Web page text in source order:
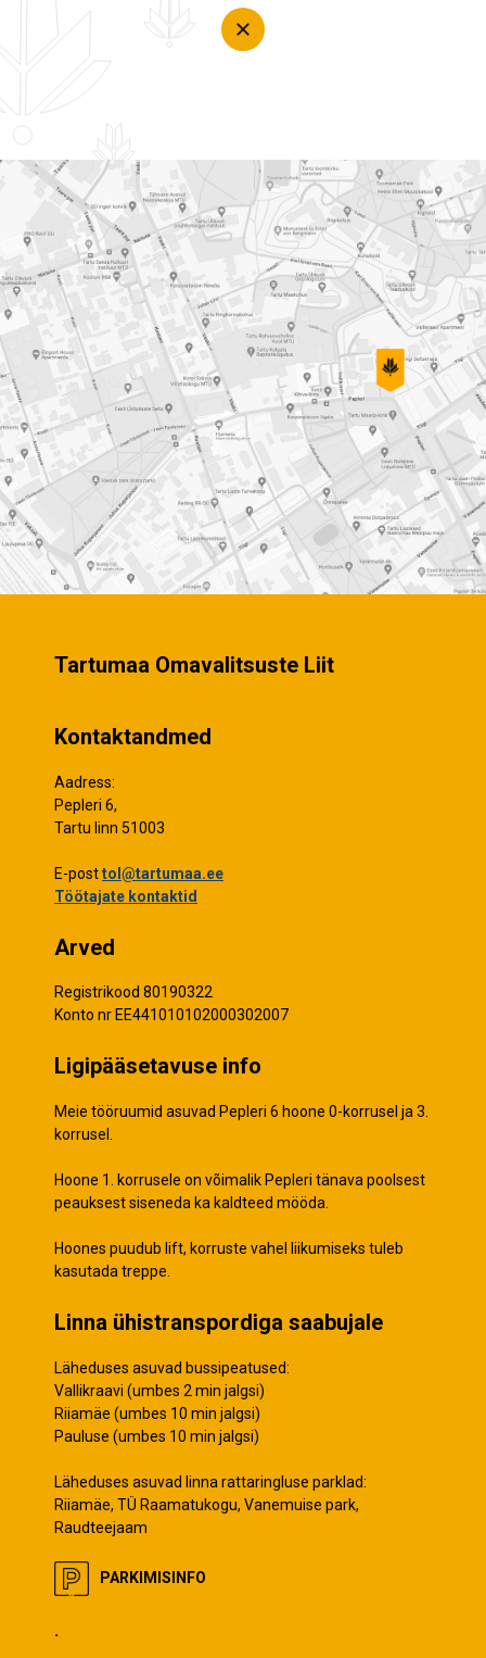
Tartumaa Omavalitsuste Liit
Kontaktandmed
Aadress:
Pepleri 6,
Tartu linn 51003
E-posttol@tartumaa.ee
Töötajate kontaktid
Arved
Registrikood 80190322
Konto nr EE441010102000302007
Ligipääsetavuse info
Meie tööruumid asuvad Pepleri 6 hoone 0-korrusel ja 3.
korrusel.
Hoone 1. korrusele on võimalik Pepleri tänava poolsest
peauksest siseneda ka kaldteed mööda.
Hoones puudub lift, korruste vahel liikumiseks tuleb
kasutada treppe.
Linna ühistranspordiga saabujale
Läheduses asuvad bussipeatused:
Vallikraavi (umbes 2 min jalgsi)
Riiamäe (umbes 10 min jalgsi)
Pauluse (umbes 10 min jalgsi)
Läheduses asuvad linna rattaringluse parklad:
Riiamäe, TÜ Raamatukogu, Vanemuise park,
Raudteejaam
PARKIMISINFO
.